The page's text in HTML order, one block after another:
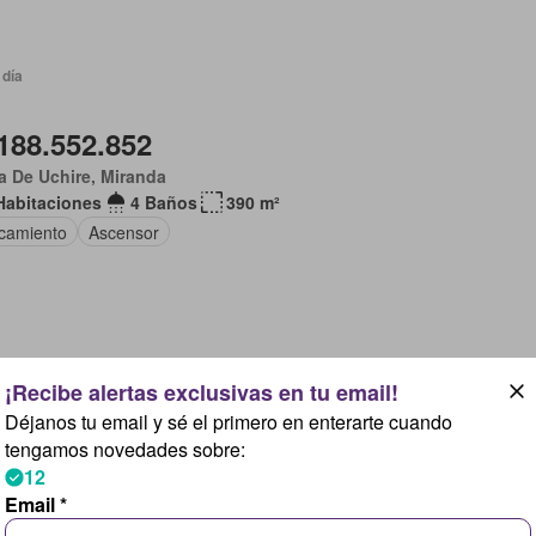
De Uchire, Miranda
4 Baños
390 m²
Ascensor
Martínez, Miranda
3 Baños
99 m²
Déjanos tu email y sé el primero en enterarte cuando
tengamos novedades sobre:
12
Email *